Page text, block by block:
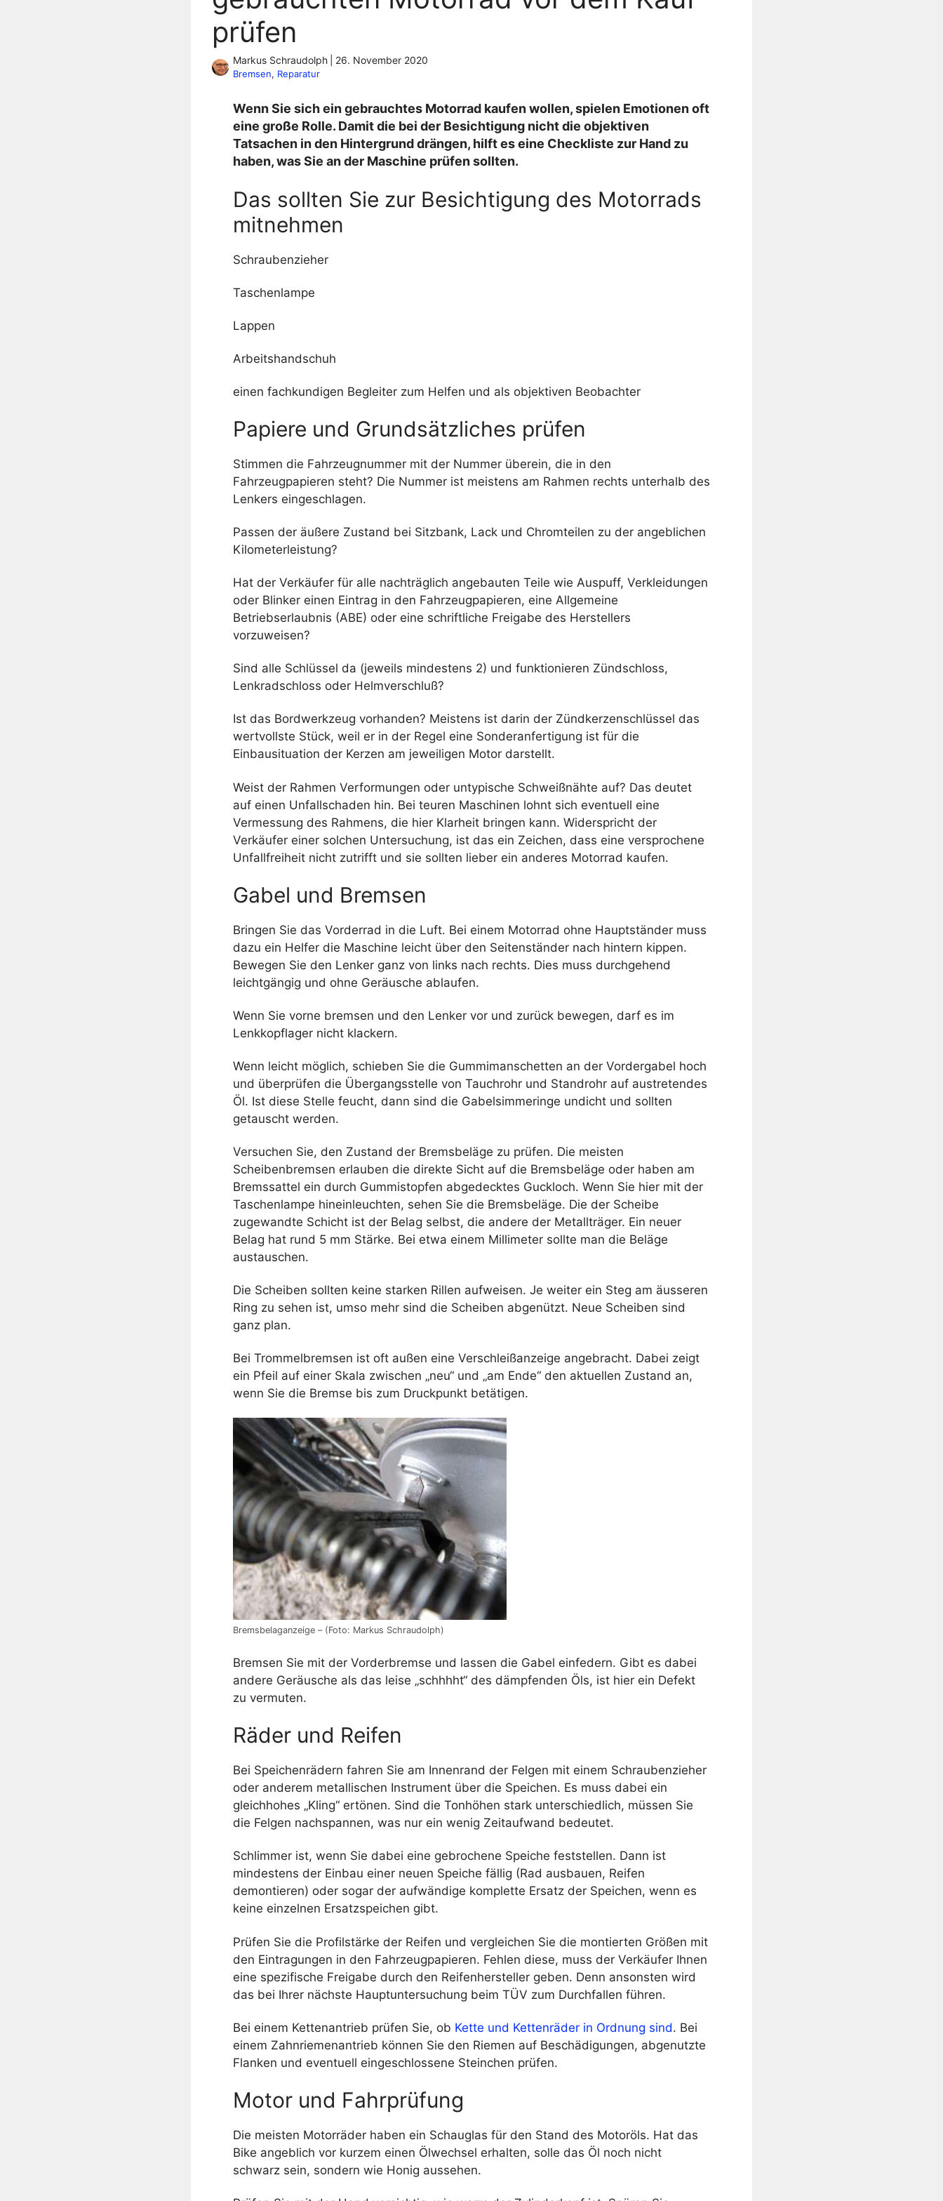
prüfen
Markus Schraudolph 26. November 2020
Bremsen, Reparatur
Wenn Sie sich ein gebrauchtes Motorrad kaufen wollen, spielen Emotionen oft
eine große Rolle. Damit die bei der Besichtigung nicht die objektiven
Tatsachen in den Hintergrund drängen, hilft es eine Checkliste zur Hand zu
haben, was Sie an der Maschine prüfen sollten.
Das sollten Sie zur Besichtigung des Motorrads
mitnehmen
Schraubenzieher
Taschenlampe
Lappen
Arbeitshandschuh
einen fachkundigen Begleiter zum Helfen und als objektiven Beobachter
Papiere und Grundsätzliches prüfen
Stimmen die Fahrzeugnummer mit der Nummer überein, die in den
Fahrzeugpapieren steht? Die Nummer ist meistens am Rahmen rechts unterhalb des
Lenkers eingeschlagen.
Passen der äußere Zustand bei Sitzbank, Lack und Chromteilen zu der angeblichen
Kilometerleistung?
Hat der Verkäufer für alle nachträglich angebauten Teile wie Auspuff, Verkleidungen
oder Blinker einen Eintrag in den Fahrzeugpapieren, eine Allgemeine
Betriebserlaubnis (ABE) oder eine schriftliche Freigabe des Herstellers
vorzuweisen?
Sind alle Schlüssel da (jeweils mindestens 2) und funktionieren Zündschloss,
Lenkradschloss oder Helmverschluß?
Ist das Bordwerkzeug vorhanden? Meistens ist darin der Zündkerzenschlüssel das
wertvollste Stück, weil er in der Regel eine Sonderanfertigung ist für die
Einbausituation der Kerzen am jeweiligen Motor darstellt.
Weist der Rahmen Verformungen oder untypische Schweißnähte auf? Das deutet
auf einen Unfallschaden hin. Bei teuren Maschinen lohnt sich eventuell eine
Vermessung des Rahmens, die hier Klarheit bringen kann. Widerspricht der
Verkäufer einer solchen Untersuchung, ist das ein Zeichen, dass eine versprochene
Unfallfreiheit nicht zutrifft und sie sollten lieber ein anderes Motorrad kaufen.
Gabel und Bremsen
Bringen Sie das Vorderrad in die Luft. Bei einem Motorrad ohne Hauptständer muss
dazu ein Helfer die Maschine leicht über den Seitenständer nach hintern kippen.
Bewegen Sie den Lenker ganz von links nach rechts. Dies muss durchgehend
leichtgängig und ohne Geräusche ablaufen.
Wenn Sie vorne bremsen und den Lenker vor und zurück bewegen, darf es im
Lenkkopflager nicht klackern.
Wenn leicht möglich, schieben Sie die Gummimanschetten an der Vordergabel hoch
und überprüfen die Übergangsstelle von Tauchrohr und Standrohr auf austretendes
Öl. Ist diese Stelle feucht, dann sind die Gabelsimmeringe undicht und sollten
getauscht werden.
Versuchen Sie, den Zustand der Bremsbeläge zu prüfen. Die meisten
Scheibenbremsen erlauben die direkte Sicht auf die Bremsbeläge oder haben am
Bremssattel ein durch Gummistopfen abgedecktes Guckloch. Wenn Sie hier mit der
Taschenlampe hineinleuchten, sehen Sie die Bremsbeläge. Die der Scheibe
zugewandte Schicht ist der Belag selbst, die andere der Metallträger. Ein neuer
Belag hat rund 5 mm Stärke. Bei etwa einem Millimeter sollte man die Beläge
austauschen.
Die Scheiben sollten keine starken Rillen aufweisen. Je weiter ein Steg am äusseren
Ring zu sehen ist, umso mehr sind die Scheiben abgenützt. Neue Scheiben sind
ganz plan.
Bei Trommelbremsen ist oft außen eine Verschleißanzeige angebracht. Dabei zeigt
ein Pfeil auf einer Skala zwischen „neu“ und „am Ende“ den aktuellen Zustand an,
wenn Sie die Bremse bis zum Druckpunkt betätigen.
Bremsbelaganzeige – (Foto: Markus Schraudolph)
Bremsen Sie mit der Vorderbremse und lassen die Gabel einfedern. Gibt es dabei
andere Geräusche als das leise „schhhht“ des dämpfenden Öls, ist hier ein Defekt
zu vermuten.
Räder und Reifen
Bei Speichenrädern fahren Sie am Innenrand der Felgen mit einem Schraubenzieher
oder anderem metallischen Instrument über die Speichen. Es muss dabei ein
gleichhohes „Kling“ ertönen. Sind die Tonhöhen stark unterschiedlich, müssen Sie
die Felgen nachspannen, was nur ein wenig Zeitaufwand bedeutet.
Schlimmer ist, wenn Sie dabei eine gebrochene Speiche feststellen. Dann ist
mindestens der Einbau einer neuen Speiche fällig (Rad ausbauen, Reifen
demontieren) oder sogar der aufwändige komplette Ersatz der Speichen, wenn es
keine einzelnen Ersatzspeichen gibt.
Prüfen Sie die Profilstärke der Reifen und vergleichen Sie die montierten Größen mit
den Eintragungen in den Fahrzeugpapieren. Fehlen diese, muss der Verkäufer Ihnen
eine spezifische Freigabe durch den Reifenhersteller geben. Denn ansonsten wird
das bei Ihrer nächste Hauptuntersuchung beim TÜV zum Durchfallen führen.
Bei einem Kettenantrieb prüfen Sie, ob Kette und Kettenräder in Ordnung sind. Bei
einem Zahnriemenantrieb können Sie den Riemen auf Beschädigungen, abgenutzte
Flanken und eventuell eingeschlossene Steinchen prüfen.
Motor und Fahrprüfung
Die meisten Motorräder haben ein Schauglas für den Stand des Motoröls. Hat das
Bike angeblich vor kurzem einen Ölwechsel erhalten, solle das Öl noch nicht
schwarz sein, sondern wie Honig aussehen.